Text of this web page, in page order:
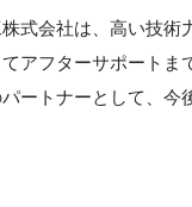
式会社は、高い技術
アフターサポートま
ートナーとして、今